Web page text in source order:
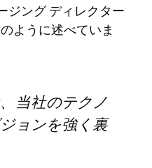
ジング ディレクター
ように述べていま
当社のテクノ
ョンを強く裏